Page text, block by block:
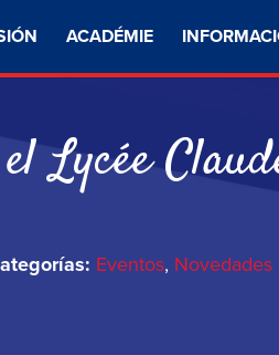
ACADÉMIE
Lycée
Eventos, Novedades